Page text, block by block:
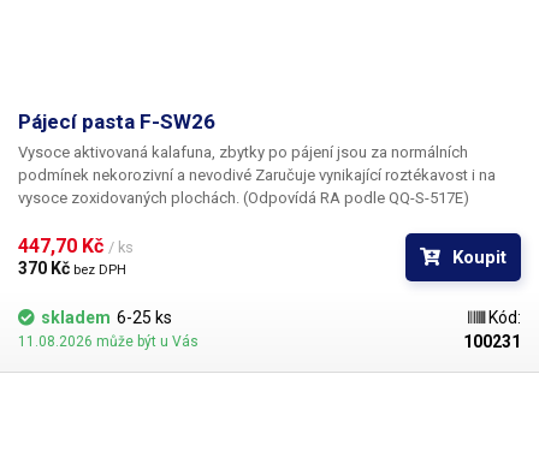
Pájecí pasta F-SW26
Vysoce aktivovaná kalafuna, zbytky po pájení jsou za normálních
podmínek nekorozivní a nevodivé Zaručuje vynikající roztékavost i na
447,70 Kč / ks
370 Kč bez DPH
Koupit
skladem 6-25 ks
11.08.2026 může být u Vás
Kód:
100231